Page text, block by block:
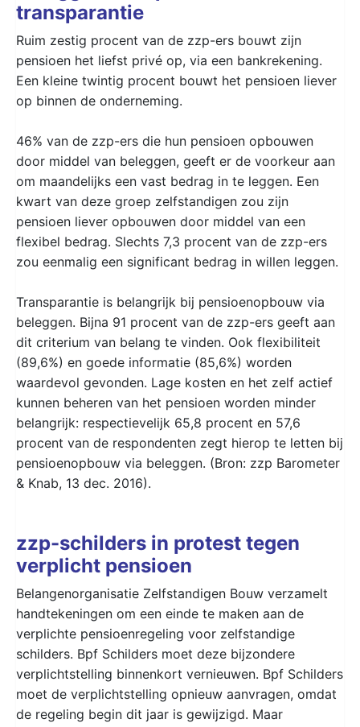
transparantie
Ruim zestig procent van de zzp-ers bouwt zijn
pensioen het liefst privé op, via een bankrekening.
Een kleine twintig procent bouwt het pensioen liever
op binnen de onderneming.
46% van de zzp-ers die hun pensioen opbouwen
door middel van beleggen, geeft er de voorkeur aan
om maandelijks een vast bedrag in te leggen. Een
kwart van deze groep zelfstandigen zou zijn
pensioen liever opbouwen door middel van een
flexibel bedrag. Slechts 7,3 procent van de zzp-ers
zou eenmalig een significant bedrag in willen leggen.
Transparantie is belangrijk bij pensioenopbouw via
beleggen. Bijna 91 procent van de zzp-ers geeft aan
dit criterium van belang te vinden. Ook flexibiliteit
(89,6%) en goede informatie (85,6%) worden
waardevol gevonden. Lage kosten en het zelf actief
kunnen beheren van het pensioen worden minder
belangrijk: respectievelijk 65,8 procent en 57,6
procent van de respondenten zegt hierop te letten bij
pensioenopbouw via beleggen. (Bron: zzp Barometer
& Knab, 13 dec. 2016).
zzp-schilders in protest tegen
verplicht pensioen
Belangenorganisatie Zelfstandigen Bouw verzamelt
handtekeningen om een einde te maken aan de
verplichte pensioenregeling voor zelfstandige
schilders. Bpf Schilders moet deze bijzondere
verplichtstelling binnenkort vernieuwen. Bpf Schilders
moet de verplichtstelling opnieuw aanvragen, omdat
de regeling begin dit jaar is gewijzigd. Maar